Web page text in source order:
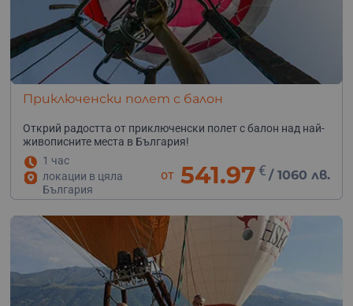
Приключенски полет с балон
Открий радостта от приключенски полет с балон над най-
живописните места в България!
1 час
локации в цяла
България
от 541.97 € /1060 лв.